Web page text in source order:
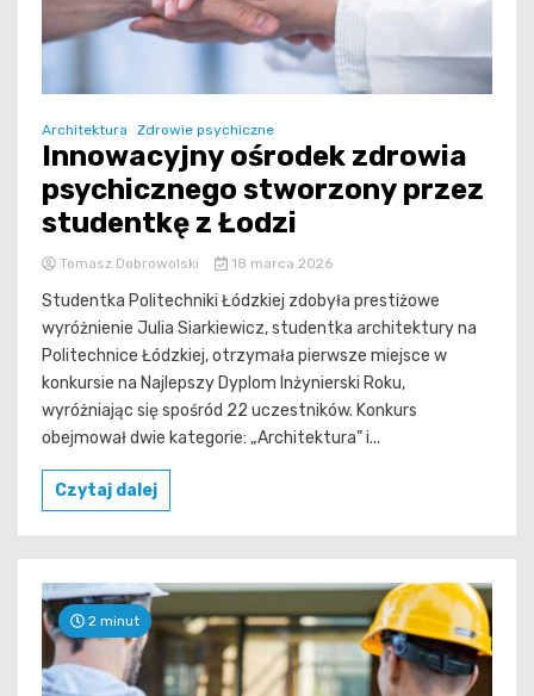
Architektura Zdrowie psychiczne
Innowacyjny ośrodek zdrowia
psychicznego stworzony przez
studentkę z Łodzi
Tomasz Dobrowolski 18 marca 2026
Studentka Politechniki Łódzkiej zdobyła prestiżowe
wyróżnienie Julia Siarkiewicz, studentka architektury na
Politechnice Łódzkiej, otrzymała pierwsze miejsce w
konkursie na Najlepszy Dyplom Inżynierski Roku,
wyróżniając się spośród 22 uczestników. Konkurs
obejmował dwie kategorie: „Architektura” i...
Czytaj dalej
2 minut